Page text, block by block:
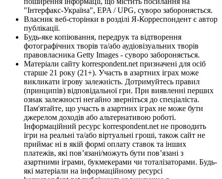
"Інтерфакс-Україна", EPA / UPG, суворо забороняється.
Власник веб-сторінки в розділі Я-Корреспондент є автор
публікації.
Будь-яке копіювання, передрук та відтворення
фотографічних творів та/або аудіовізуальних творів
правовласника Getty Images - суворо забороняється.
Матеріали сайту korrespondent.net призначені для осіб
старше 21 року (21+). Участь в азартних іграх може
викликати ігрову залежність. Дотримуйтесь правил
(принципів) відповідальної гри. При виявленні перших
ознак залежності негайно зверніться до спеціаліста.
Пам'ятайте, що участь в азартних іграх не може бути
джерелом доходів або альтернативою роботі.
Інформаційний ресурс korrespondent.net не проводить
ігри на реальні та/або віртуальні гроші, також сайт не
приймає ні в якій формі оплату ставок та інших
платежів, які пов’язані/можуть бути пов’язані з
азартними іграми, букмекерами чи тоталізаторами. Будь-
які матеріали на інформаційному ресурсі